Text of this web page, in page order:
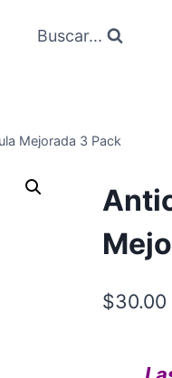
Buscar...
Mejorada 3 Pack
$30.00